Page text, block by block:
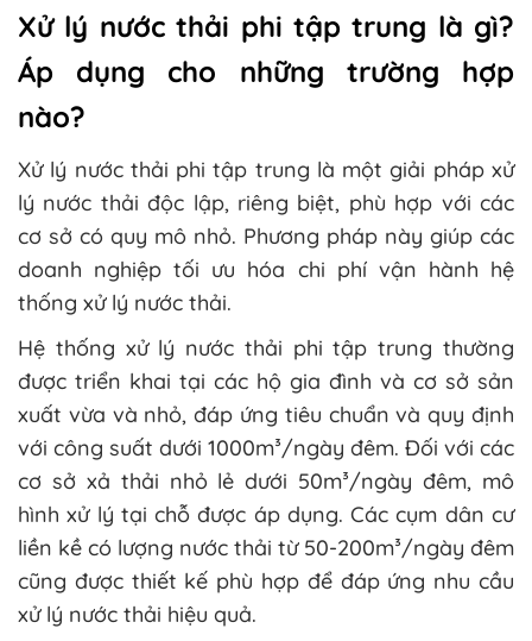
Xử lý nước thải phi tập trung là gì?
Áp dụng cho những trường hợp
nào?
Xử lý nước thải phi tập trung là một giải pháp xử
lý nước thải độc lập, riêng biệt, phù hợp với các
cơ sở có quy mô nhỏ. Phương pháp này giúp các
doanh nghiệp tối ưu hóa chi phí vận hành hệ
thống xử lý nước thải.
Hệ thống xử lý nước thải phi tập trung thường
được triển khai tại các hộ gia đình và cơ sở sản
xuất vừa và nhỏ, đáp ứng tiêu chuẩn và quy định
với công suất dưới 1000m³/ngày đêm. Đối với các
cơ sở xả thải nhỏ lẻ dưới 50m³/ngày đêm, mô
hình xử lý tại chỗ được áp dụng. Các cụm dân cư
liền kề có lượng nước thải từ 50-200m³/ngày đêm
cũng được thiết kế phù hợp để đáp ứng nhu cầu
xử lý nước thải hiệu quả.